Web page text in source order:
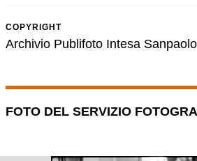
COPYRIGHT
Archivio Publifoto Intesa Sanpaolo
FOTO DEL SERVIZIO